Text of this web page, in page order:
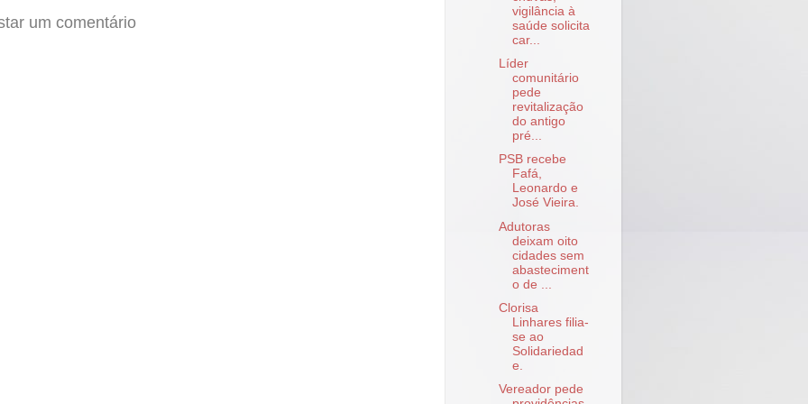
um comentário
vigilância à
saúde solicita
car...
Líder
comunitário
pede
revitalização
do antigo
pré...
PSB recebe
Fafá,
Leonardo e
José Vieira.
Adutoras
deixam oito
cidades sem
abasteciment
o de ...
Clorisa
Linhares filia-
se ao
Solidariedad
e.
Vereador pede